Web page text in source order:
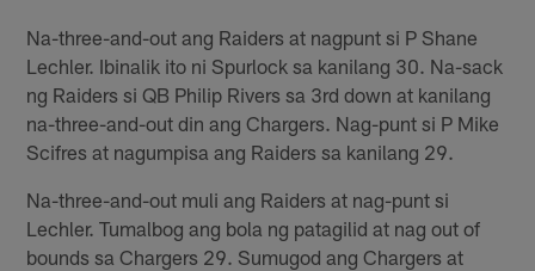
Na-three-and-out ang Raiders at nagpunt si P Shane
Lechler. Ibinalik ito ni Spurlock sa kanilang 30. Na-sack
ng Raiders si QB Philip Rivers sa 3rd down at kanilang
na-three-and-out din ang Chargers. Nag-punt si P Mike
Scifres at nagumpisa ang Raiders sa kanilang 29.
Na-three-and-out muli ang Raiders at nag-punt si
Lechler. Tumalbog ang bola ng patagilid at nag out of
bounds sa Chargers 29. Sumugod ang Chargers at